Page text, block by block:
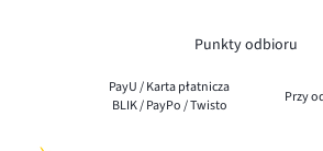
Punkty odbioru
PayU / Karta płatnicza
BLIK / PayPo / Twisto
Przy